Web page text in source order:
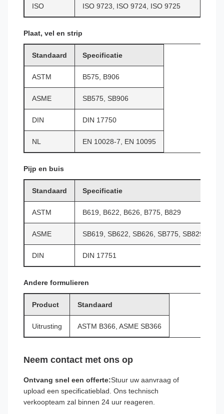
ISO ISO 9723, ISO 9724, ISO 9725
Plaat, vel en strip
Standaard Specificatie
ASTM B575, B906
ASME SB575, SB906
DIN DIN 17750
NL EN 10028-7, EN 10095
Pijp en buis
Standaard Specificatie
ASTM B619, B622, B626, B775, B829
ASME SB619, SB622, SB626, SB775, SB829
DIN DIN 17751
Andere formulieren
Product Standaard
Uitrusting ASTM B366, ASME SB366
Neem contact met ons op
Ontvang snel een offerte:Stuur uw aanvraag of
upload een specificatieblad. Ons technisch
verkoopteam zal binnen 24 uur reageren.